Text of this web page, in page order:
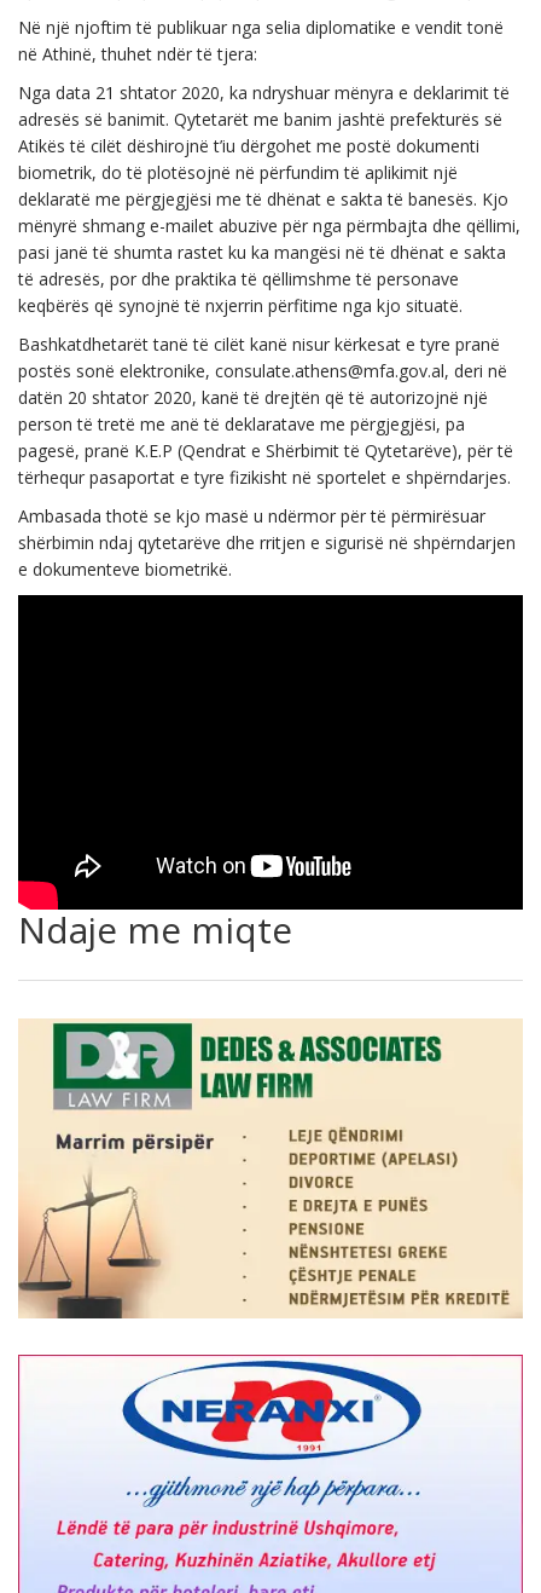
Në një njoftim të publikuar nga selia diplomatike e vendit tonë
në Athinë, thuhet ndër të tjera:
Nga data 21 shtator 2020, ka ndryshuar mënyra e deklarimit të
adresës së banimit. Qytetarët me banim jashtë prefekturës së
Atikës të cilët dëshirojnë t’iu dërgohet me postë dokumenti
biometrik, do të plotësojnë në përfundim të aplikimit një
deklaratë me përgjegjësi me të dhënat e sakta të banesës. Kjo
mënyrë shmang e-mailet abuzive për nga përmbajta dhe qëllimi,
pasi janë të shumta rastet ku ka mangësi në të dhënat e sakta
të adresës, por dhe praktika të qëllimshme të personave
keqbërës që synojnë të nxjerrin përfitime nga kjo situatë.
Bashkatdhetarët tanë të cilët kanë nisur kërkesat e tyre pranë
postës sonë elektronike, consulate.athens@mfa.gov.al, deri në
datën 20 shtator 2020, kanë të drejtën që të autorizojnë një
person të tretë me anë të deklaratave me përgjegjësi, pa
pagesë, pranë K.E.P (Qendrat e Shërbimit të Qytetarëve), për të
tërhequr pasaportat e tyre fizikisht në sportelet e shpërndarjes.
Ambasada thotë se kjo masë u ndërmor për të përmirësuar
shërbimin ndaj qytetarëve dhe rritjen e sigurisë në shpërndarjen
e dokumenteve biometrikë.
Ndaje me miqte